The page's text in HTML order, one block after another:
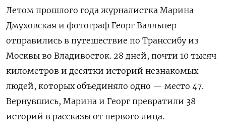
Летом прошлого года журналистка Марина
Дмуховская и фотограф Георг Валльнер
отправились в путешествие по Транссибу из
Москвы во Владивосток. 28 дней, почти 10 тысяч
километров и десятки историй незнакомых
людей, которых объединяло одно — место 47.
Вернувшись, Марина и Георг превратили 38
историй в рассказы от первого лица.